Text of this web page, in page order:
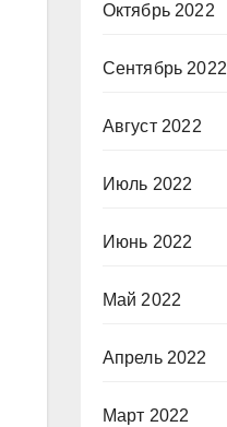
Октябрь 2022
Сентябрь 2022
Август 2022
Июль 2022
Июнь 2022
Май 2022
Апрель 2022
Март 2022